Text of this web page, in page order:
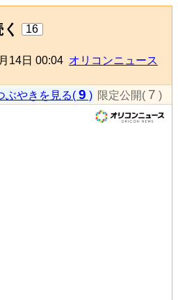
16
14日 00:04 オリコンニュース
ぶやきを見る( 9 ) 限定公開( 7 )